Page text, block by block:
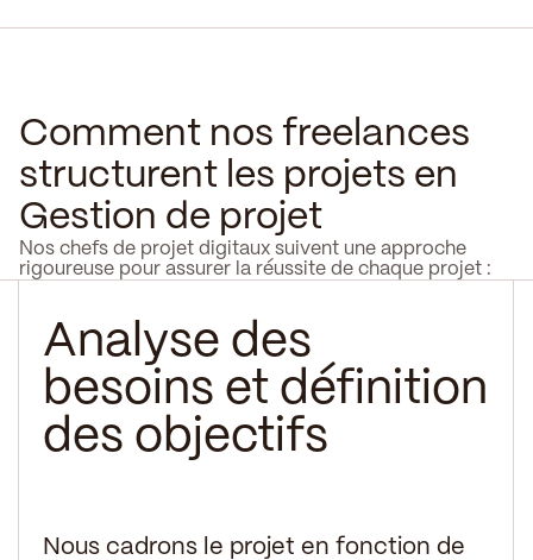
Comment nos freelances
structurent les projets en
Gestion de projet
Nos chefs de projet digitaux suivent une approche
rigoureuse pour assurer la réussite de chaque projet :
Analyse des
besoins et définition
des objectifs
Nous cadrons le projet en fonction de